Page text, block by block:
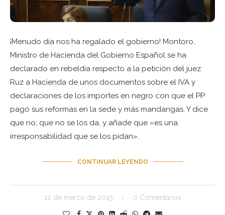
¡Menudo día nos ha regalado el gobierno! Montoro,
Ministro de Hacienda del Gobierno Español se ha
declarado en rebeldía respecto a la petición del juez
Ruz a Hacienda de unos documentos sobre el IVA y
declaraciones de los importes en negro con que el PP
pagó sus reformas en la sede y más mandangas. Y dice
que no; que no se los da, y añade que «es una
irresponsabilidad que se los pidan».
CONTINUAR LEYENDO
12 de marzo de 2015 0 Comentarios